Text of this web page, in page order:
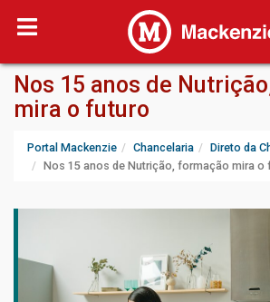
Nos 15 anos de
mira o futuro
Portal Mackenzie Chancelaria
Direto da
Nos 15 anos de Nutrição, formação mira o